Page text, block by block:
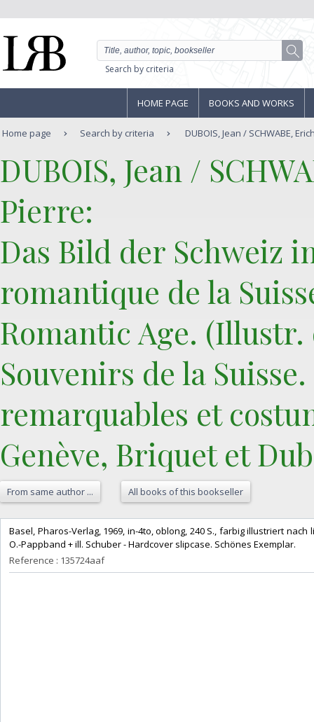
Search by criteria
HOME PAGE BOOKS AND WORKS
Home page Search by criteria DUBOIS, Jean / SCHWABE,
‎DUBOIS, Jean /
Pierre:‎
‎Das Bild der Schweiz
romantique de la
Romantic Age. (Illustr.
Souvenirs de la
remarquables et
Genève, Briquet et
From same author ... All books of this bookseller
‎Basel, Pharos-Verlag, 1969, in-4to, oblong, 240 S., farbig illustriert
O.-Pappband + ill. Schuber - Hardcover slipcase. Schönes Exemplar.‎
Reference : 135724aaf